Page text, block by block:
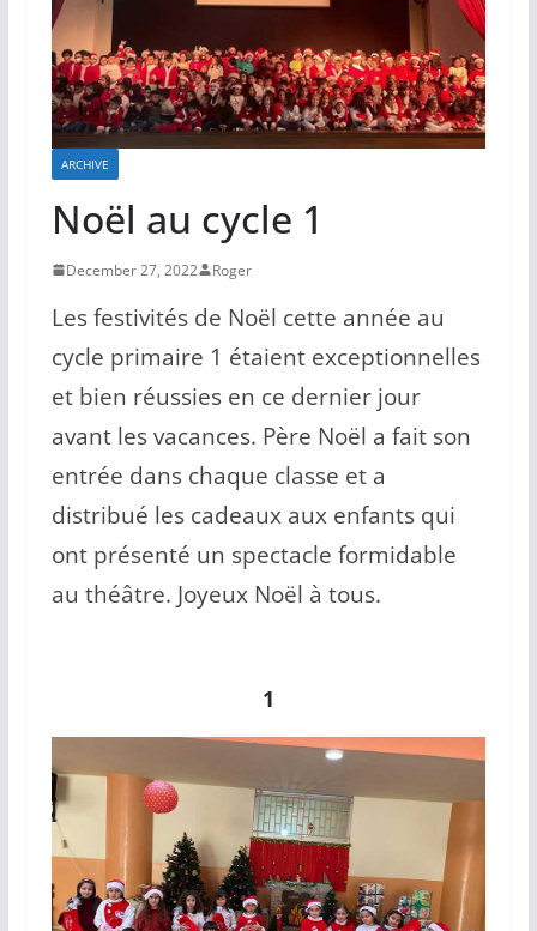
ARCHIVE
Noël au cycle 1
December 27, 2022 Roger
Les festivités de Noël cette année au
cycle primaire 1 étaient exceptionnelles
et bien réussies en ce dernier jour
avant les vacances. Père Noël a fait son
entrée dans chaque classe et a
distribué les cadeaux aux enfants qui
ont présenté un spectacle formidable
au théâtre. Joyeux Noël à tous.
1